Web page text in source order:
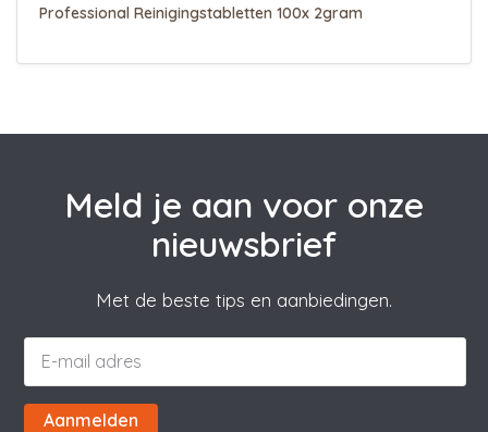
Professional Reinigingstabletten 100x 2gram
Meld je aan voor onze
nieuwsbrief
Met de beste tips en aanbiedingen.
Aanmelden